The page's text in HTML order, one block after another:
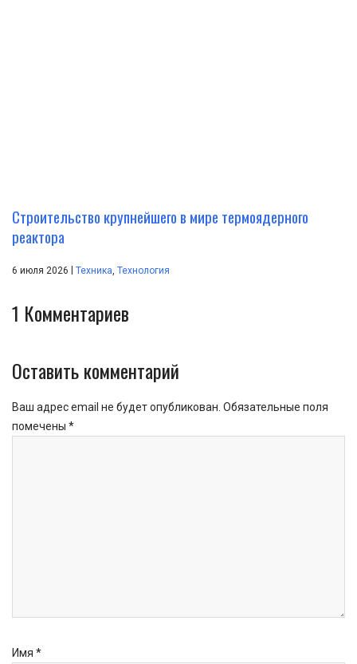
Строительство крупнейшего в мире термоядерного
реактора
6 июля 2026 Техника, Технология
1 Комментариев
Оставить комментарий
Ваш адрес email не будет опубликован. Обязательные поля
помечены *
Имя *